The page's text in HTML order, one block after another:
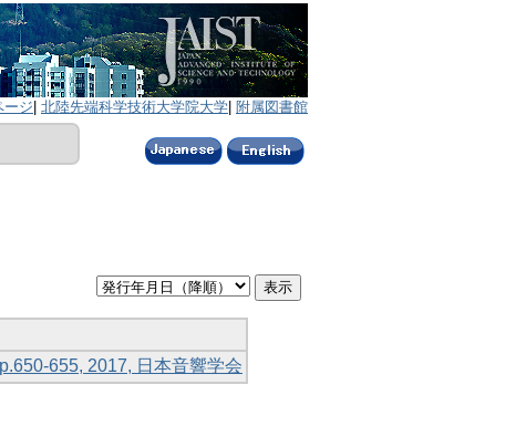
ージ 北陸先端科学技術大学院大学 附属図書館
655, 2017, 日本音響学会